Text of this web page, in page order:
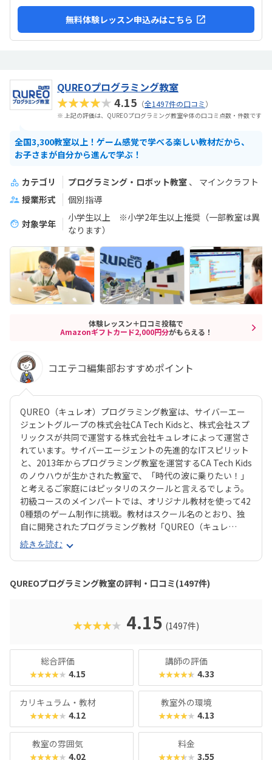
無料体験レッスン申込みはこちら
QUREOプログラミング教室
★★★★★4.15 （全1497件の口コミ）
※ 上記の評価は、QUREOプログラミング教室全体の口コミ点数・件数です
全国3,300教室以上！ゲーム感覚で学べる楽しい教材だから、
お子さまが自分から進んで学ぶ！
カテゴリ プログラミング・ロボット教室
マインクラフト
授業形式
個別指導
対象学年
小学生以上 ※小学2年生以上推奨（一部教室は異
なります）
体験レッスン＋口コミ投稿で
Amazonギフトカード2,000円分がもらえる！
コエテコ編集部おすすめポイント
QUREO（キュレオ）プログラミング教室は、サイバーエー
ジェントグループの株式会社CA Tech Kidsと、株式会社スプ
リックスが共同で運営する株式会社キュレオによって運営さ
れています。サイバーエージェントの先進的なITスピリット
と、2013年からプログラミング教室を運営するCA Tech Kids
のノウハウが生かされた教室で、「時代の波に乗りたい！」
と考えるご家庭にはピッタリのスクールと言えるでしょう。
初級コースのメインパートでは、オリジナル教材を使って42
0種類のゲーム制作に挑戦。教材はスクール名のとおり、独
自に開発されたプログラミング教材「QUREO（キュレ
オ）」です。スマホゲームのような感覚でサクサク進められ
るのに、本格的な内容が学べるのが魅力。子どもにとっても
「やらされている感」がないので、楽しくゲームをクリアし
ていくようなペースでどんどん学習を進めていけます。教材
のデザイン性も高く、実際にスマホゲーム開発で使用されて
クに慣れている今の子どもでも、「安っぽい」「子どもっぽ
い」と思わず勉強に取り組めるでしょう。学習結果は通信簿
続きを読む
QUREOプログラミング教室の評判・口コミ(1497件)
★★★★★ 4.15 (1497件)
総合評価
★★★★★ 4.15
講師の評価
★★★★★ 4.33
カリキュラム・教材
★★★★★ 4.12
教室外の環境
★★★★★ 4.13
教室の雰囲気
★★★★★ 4.02
料金
★★★★★ 3.55